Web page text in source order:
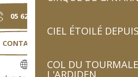
CIEL ÉTOILÉ
COL DU
L'ARDIDEN
05 62 92 30
CONTACTEZ-NOUS